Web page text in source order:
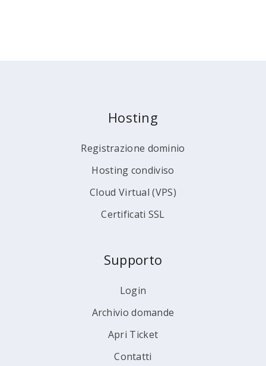
Hosting
Registrazione dominio
Hosting condiviso
Cloud Virtual (VPS)
Certificati SSL
Supporto
Login
Archivio domande
Apri Ticket
Contatti